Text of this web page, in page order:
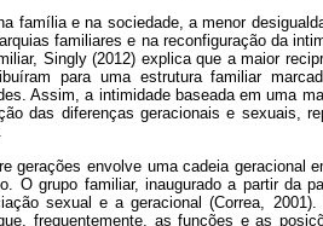
família e na sociedade, a menor
familiares e na reconfiguração da
Singly (2012) explica que a maior
para uma estrutura familiar
Assim, a intimidade baseada em uma
das diferenças geracionais e sexuais,
gerações envolve uma cadeia geracional
O grupo familiar, inaugurado a partir da
sexual e a geracional (Correa,
frequentemente, as funções e as